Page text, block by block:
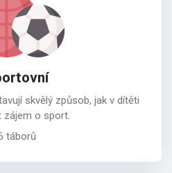
skvělý způsob, jak v dítěti
zájem o sport.
táborů